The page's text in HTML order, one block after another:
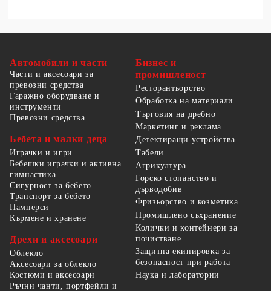
Автомобили и части
Части и аксесоари за
превозни средства
Гаражно оборудване и
инструменти
Превозни средства
Бебета и малки деца
Играчки и игри
Бебешки играчки и активна
гимнастика
Сигурност за бебето
Транспорт за бебето
Памперси
Кърмене и хранене
Дрехи и аксесоари
Облекло
Аксесоари за облекло
Костюми и аксесоари
Ръчни чанти, портфейли и
Бизнес и
промишленост
Ресторантьорство
Обработка на материали
Търговия на дребно
Маркетинг и реклама
Детектиращи устройства
Табели
Агрикултура
Горско стопанство и
дърводобив
Фризьорство и козметика
Промишлено съхранение
Колички и контейнери за
почистване
Защитна екипировка за
безопасност при работа
Наука и лаборатории